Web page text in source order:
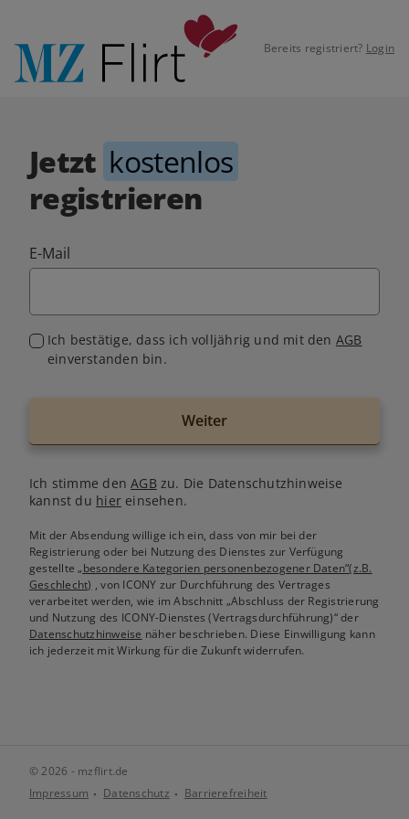
Bereits registriert? Login
Jetzt kostenlos
registrieren
E-Mail
Ich bestätige, dass ich volljährig und mit den AGB
einverstanden bin.
Weiter
Ich stimme denAGB zu. Die Datenschutzhinweise
kannst du hiereinsehen.
Mit der Absendung willige ich ein, dass von mir bei der
Registrierung oder bei Nutzung des Dienstes zur Verfügung
gestellte„besondere Kategorien personenbezogener Daten“(z.B.
Geschlecht) , von ICONY zur Durchführung des Vertrages
verarbeitet werden, wie im Abschnitt „Abschluss der Registrierung
und Nutzung des ICONY-Dienstes (Vertragsdurchführung)“ der
Datenschutzhinweise näher beschrieben. Diese Einwilligung kann
ich jederzeit mit Wirkung für die Zukunft widerrufen.
© 2026 - mzflirt.de
Impressum
Datenschutz Barrierefreiheit